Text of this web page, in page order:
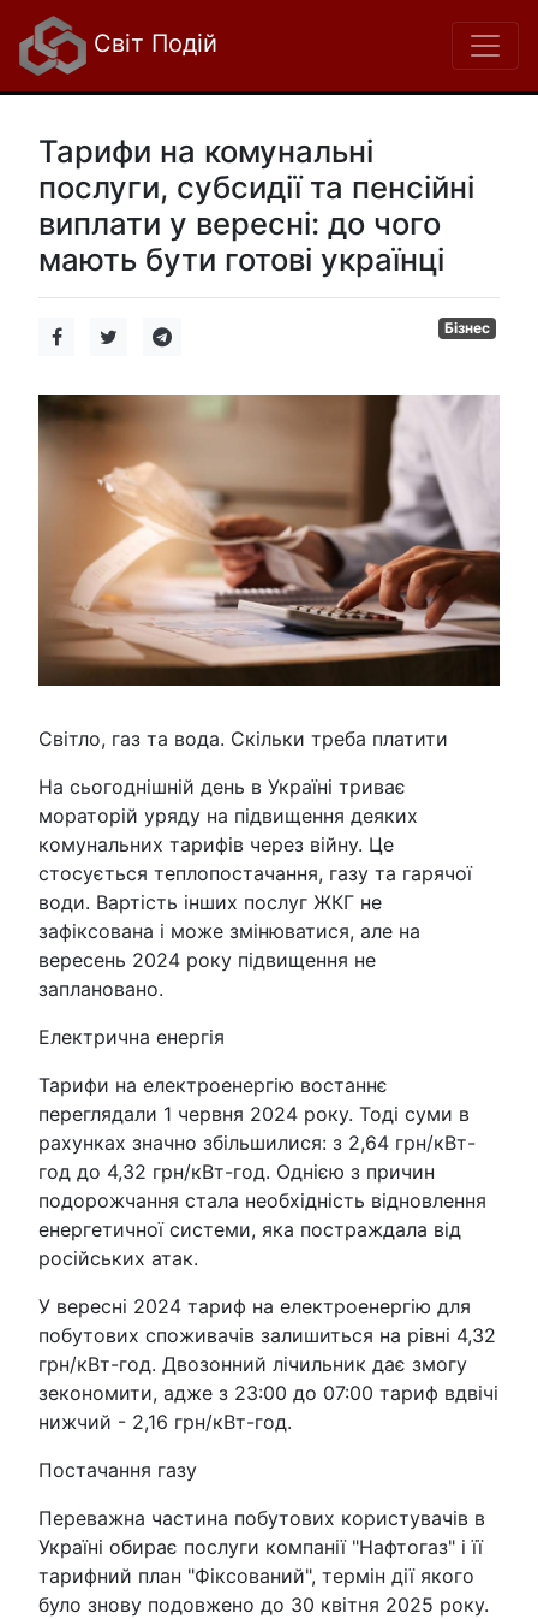
Світ Подій
Тарифи на комунальні
послуги, субсидії та пенсійні
виплати у вересні: до чого
мають бути готові українці
Бізнес
Світло, газ та вода. Скільки треба платити
На сьогоднішній день в Україні триває
мораторій уряду на підвищення деяких
комунальних тарифів через війну. Це
стосується теплопостачання, газу та гарячої
води. Вартість інших послуг ЖКГ не
зафіксована і може змінюватися, але на
вересень 2024 року підвищення не
заплановано.
Електрична енергія
Тарифи на електроенергію востаннє
переглядали 1 червня 2024 року. Тоді суми в
рахунках значно збільшилися: з 2,64 грн/кВт-
год до 4,32 грн/кВт-год. Однією з причин
подорожчання стала необхідність відновлення
енергетичної системи, яка постраждала від
російських атак.
У вересні 2024 тариф на електроенергію для
побутових споживачів залишиться на рівні 4,32
грн/кВт-год. Двозонний лічильник дає змогу
зекономити, адже з 23:00 до 07:00 тариф вдвічі
нижчий - 2,16 грн/кВт-год.
Постачання газу
Переважна частина побутових користувачів в
Україні обирає послуги компанії "Нафтогаз" і її
тарифний план "Фіксований", термін дії якого
було знову подовжено до 30 квітня 2025 року.